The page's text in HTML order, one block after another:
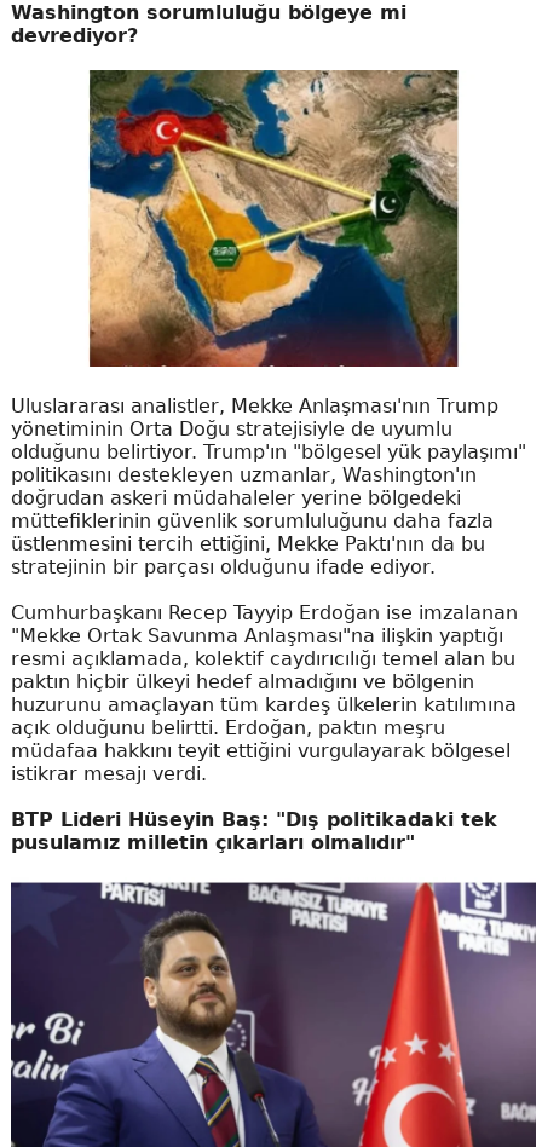
Washington sorumluluğu bölgeye mi
devrediyor?
Uluslararası analistler, Mekke Anlaşması'nın Trump
yönetiminin Orta Doğu stratejisiyle de uyumlu
olduğunu belirtiyor. Trump'ın "bölgesel yük paylaşımı"
politikasını destekleyen uzmanlar, Washington'ın
doğrudan askeri müdahaleler yerine bölgedeki
müttefiklerinin güvenlik sorumluluğunu daha fazla
üstlenmesini tercih ettiğini, Mekke Paktı'nın da bu
stratejinin bir parçası olduğunu ifade ediyor.
Cumhurbaşkanı Recep Tayyip Erdoğan ise imzalanan
"Mekke Ortak Savunma Anlaşması"na ilişkin yaptığı
resmi açıklamada, kolektif caydırıcılığı temel alan bu
paktın hiçbir ülkeyi hedef almadığını ve bölgenin
huzurunu amaçlayan tüm kardeş ülkelerin katılımına
açık olduğunu belirtti. Erdoğan, paktın meşru
müdafaa hakkını teyit ettiğini vurgulayarak bölgesel
istikrar mesajı verdi.
BTP Lideri Hüseyin Baş: "Dış politikadaki tek
pusulamız milletin çıkarları olmalıdır"